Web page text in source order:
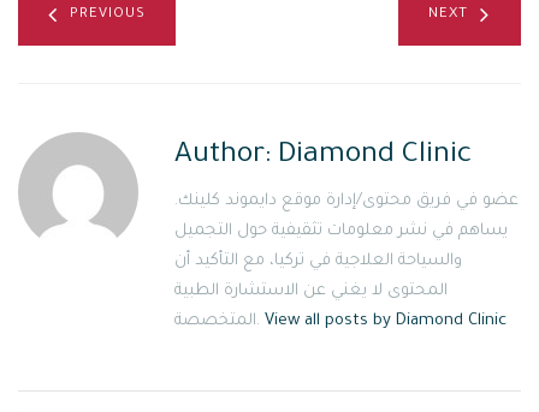
PREVIOUS NEXT
Author: Diamond Clinic
عضو في فريق محتوى/إدارة موقع دايموند كلينك.
يساهم في نشر معلومات تثقيفية حول التجميل
والسياحة العلاجية في تركيا، مع التأكيد أن
المحتوى لا يغني عن الاستشارة الطبية
المتخصصة. View all posts by Diamond Clinic